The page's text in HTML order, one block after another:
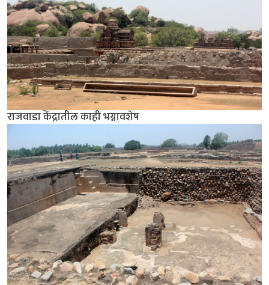
राजवाडा केंद्रातील काही भग्नावशेष